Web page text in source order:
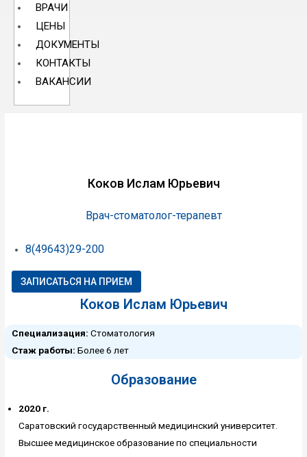
ВРАЧИ
ЦЕНЫ
ДОКУМЕНТЫ
КОНТАКТЫ
ВАКАНСИИ
Коков Ислам Юрьевич
Врач-стоматолог-терапевт
8(49643)29-200
ЗАПИСАТЬСЯ НА ПРИЕМ
Коков Ислам Юрьевич
Специализация: Стоматология
Стаж работы: Более 6 лет
Образование
2020 г.
Саратовский государственный медицинский университет.
Высшее медицинское образование по специальности